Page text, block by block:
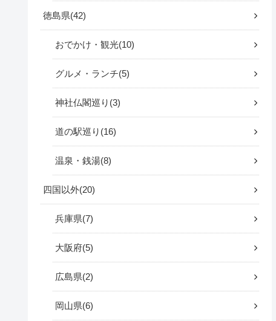
徳島県 42
おでかけ・観光 10
グルメ・ランチ 5
神社仏閣巡り 3
道の駅巡り 16
温泉・銭湯 8
四国以外 20
兵庫県 7
大阪府 5
広島県 2
岡山県 6